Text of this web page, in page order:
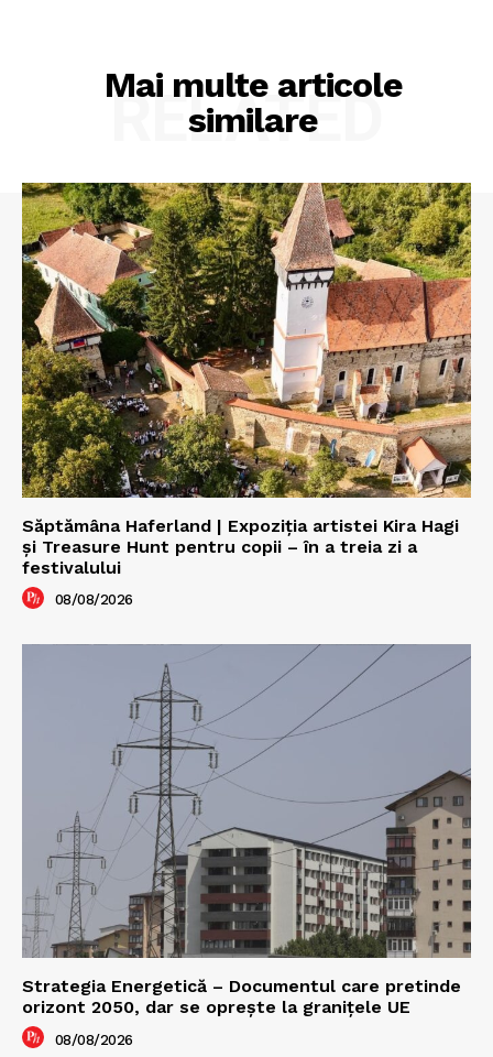
Mai multe articole
similare
RELATED
Săptămâna Haferland | Expoziţia artistei Kira Hagi
şi Treasure Hunt pentru copii – în a treia zi a
festivalului
08/08/2026
Strategia Energetică – Documentul care pretinde
orizont 2050, dar se oprește la granițele UE
08/08/2026